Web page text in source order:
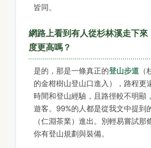
皆同。
網路上看到有人從杉林溪走下來
度更高嗎？
是的，那是一條真正的登山步道
的金柑樹山登山口進入），路程更
時間和登山經驗，且路徑較不明顯
遊客。99%的人都是從我文中提到
（仁淵茶業）進出。別輕易嘗試那
你有登山規劃與裝備。